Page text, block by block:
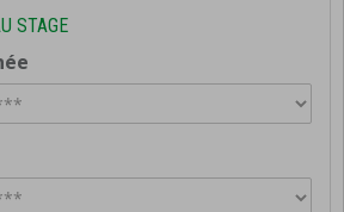
STAGE